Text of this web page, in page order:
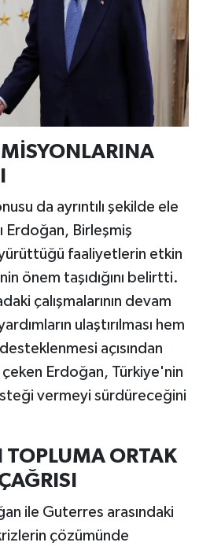
MİSYONLARINA
da ayrıntılı şekilde ele
Erdoğan, Birleşmiş
faaliyetlerin etkin
önem taşıdığını belirtti.
çalışmalarının devam
ulaştırılması hem
açısından
Erdoğan, Türkiye'nin
vermeyi sürdüreceğini
TOPLUMA ORTAK
ile Guterres arasındaki
çözümünde